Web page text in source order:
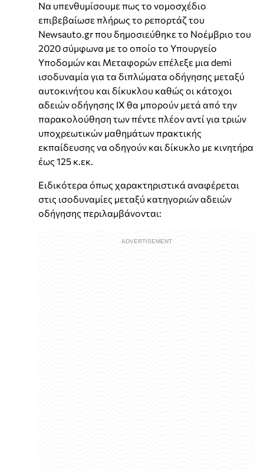
Να υπενθυμίσουμε πως το νομοσχέδιο
επιβεβαίωσε πλήρως το ρεπορτάζ του
Newsauto.gr που δημοσιεύθηκε το Νοέμβριο του
2020 σύμφωνα με το οποίο το Υπουργείο
Υποδομών και Μεταφορών επέλεξε μια demi
ισοδυναμία για τα διπλώματα οδήγησης μεταξύ
αυτοκινήτου και δίκυκλου καθώς οι κάτοχοι
αδειών οδήγησης ΙΧ θα μπορούν μετά από την
παρακολούθηση των πέντε πλέον αντί για τριών
υποχρεωτικών μαθημάτων πρακτικής
εκπαίδευσης να οδηγούν και δίκυκλο με κινητήρα
έως 125 κ.εκ.
Ειδικότερα όπως χαρακτηριστικά αναφέρεται
στις ισοδυναμίες μεταξύ κατηγοριών αδειών
οδήγησης περιλαμβάνονται: